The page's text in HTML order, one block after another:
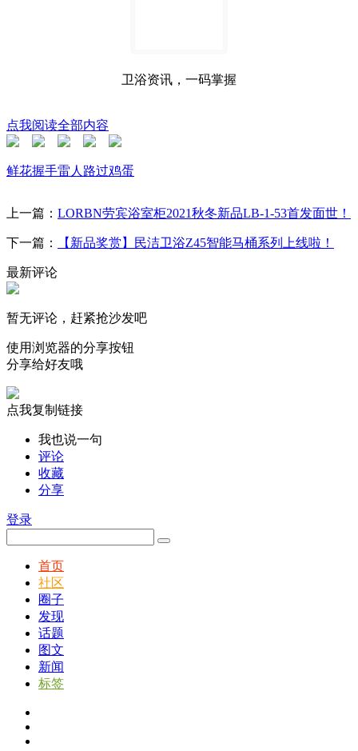
卫浴资讯，一码掌握
点我阅读全部内容
鲜花握手雷人 路过鸡蛋
上一篇： LORBN劳宾浴室柜2021秋冬新品LB-1-53首发面世！
下一篇： 【新品奖赏】民洁卫浴Z45智能马桶系列上线啦！
最新评论
暂无评论，赶紧抢沙发吧
使用浏览器的分享按钮
分享给好友哦
点我复制链接
我也说一句
评论
收藏
分享
登录
首页
社区
圈子
发现
话题
图文
新闻
标签